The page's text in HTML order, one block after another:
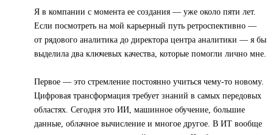
Я в компании с момента ее создания — уже около пяти лет.
Если посмотреть на мой карьерный путь ретроспективно —
от рядового аналитика до директора центра аналитики — я бы
выделила два ключевых качества, которые помогли лично мне.
Первое — это стремление постоянно учиться чему-то новому.
Цифровая трансформация требует знаний в самых передовых
областях. Сегодня это ИИ, машинное обучение, большие
данные, облачное вычисление и многое другое. В ИТ вообще